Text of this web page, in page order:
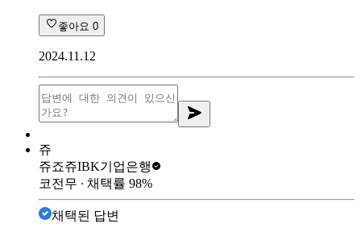
좋아요 0
2024.11.12
쥬
쥬죠쥬IBK기업은행
코전무 ∙ 채택률 98%
채택된 답변